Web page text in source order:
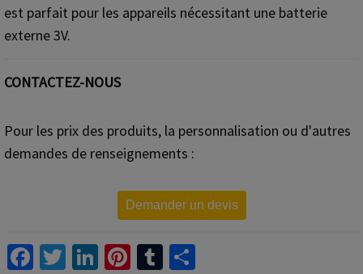
est parfait pour les appareils nécessitant une batterie
externe 3V.
CONTACTEZ-NOUS
Pour les prix des produits, la personnalisation ou d'autres
demandes de renseignements :
Demander un devis
Fa T
Li Pi T